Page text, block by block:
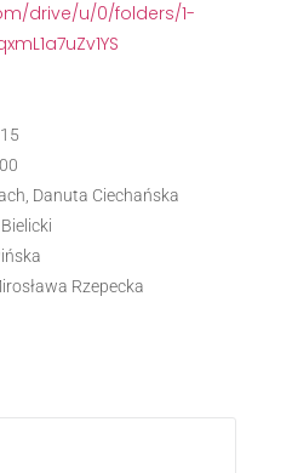
drive/u/0/folders/1-
Danuta Ciechańska
Rzepecka